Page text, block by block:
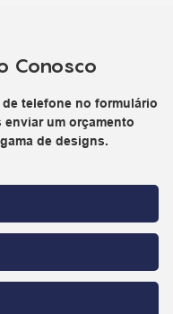
Conosco
telefone no formulário
um orçamento
de designs.